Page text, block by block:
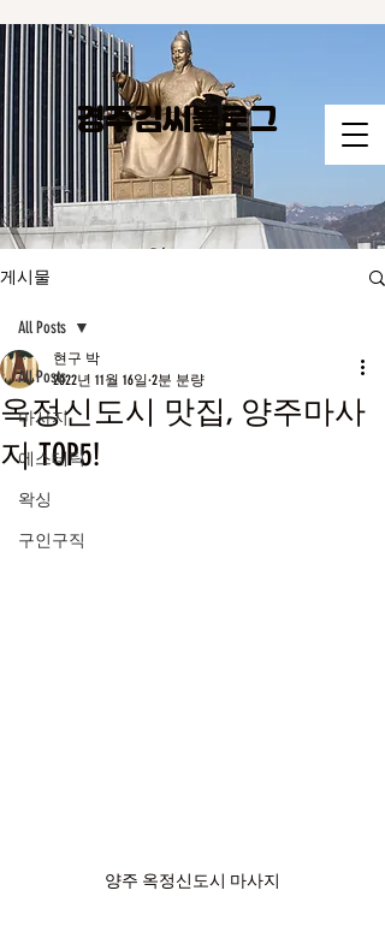
경주김씨​블로그
게시물
All Posts
마사지
에스테틱
왁싱
구인구직
All Posts
옥정신도시 맛집, 양주마사
지 TOP5!
현구 박
2022년 11월 16일 2분 분량
양주 옥정신도시 마사지